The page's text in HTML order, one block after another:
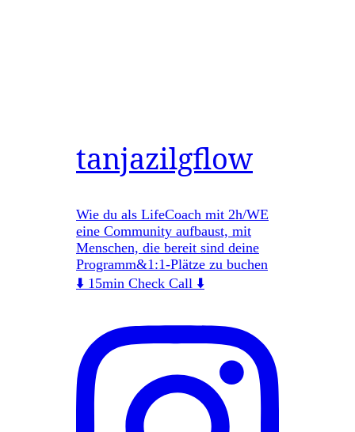
tanjazilgflow
Wie du als LifeCoach mit 2h/WE
eine Community aufbaust, mit
Menschen, die bereit sind deine
Programm&1:1-Plätze zu buchen
⬇️ 15min Check Call ⬇️